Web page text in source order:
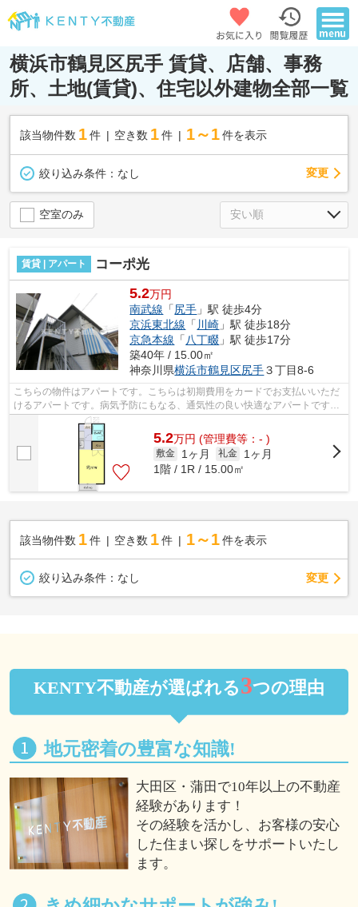
横浜市鶴見区尻手 賃貸、店舗、事務
所、土地(賃貸)、住宅以外建物全部一覧
該当物件数 1件 空き数 1 件 1～1 件を表示
絞り込み条件： なし 変更
空室のみ
賃貸 | アパート コーポ光
5.2万円
南武線 「尻手 」駅 徒歩4分
京浜東北線 「 川崎 」駅 徒歩18分
京急本線 「 八丁畷 」駅 徒歩17分
築40年 / 15.00㎡
神奈川県横浜市鶴見区尻手３丁目8-6
こちらの物件はアパートです。こちらは初期費用をカードでお支払いいただ
けるアパートです。病気予防にもなる、通気性の良い快適なアパートです。
高ニーズな駅近の物件で、徒歩4分で駅...
5.2万円 (管理費等：- )
敷金 1ヶ月 礼金
1ヶ月
1階 / 1R / 15.00㎡
該当物件数 1件 空き数 1 件 1～1 件を表示
絞り込み条件： なし 変更
KENTY不動産が選ばれる3つの理由
地元密着の豊富な知識!
大田区・蒲田で10年以上の不動産
経験があります！
その経験を活かし、お客様の安心
した住まい探しをサポートいたし
ます。